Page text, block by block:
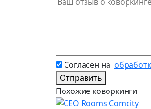
Согласен на
Отправить
Похожие коворкинги